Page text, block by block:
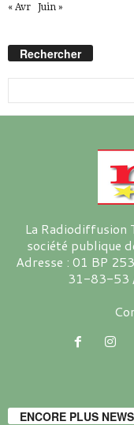
« Avr Juin »
Rechercher
La Radiodiffusion
société publique
Adresse : 01 BP
31-83-53
ENCORE PLUS NEWS